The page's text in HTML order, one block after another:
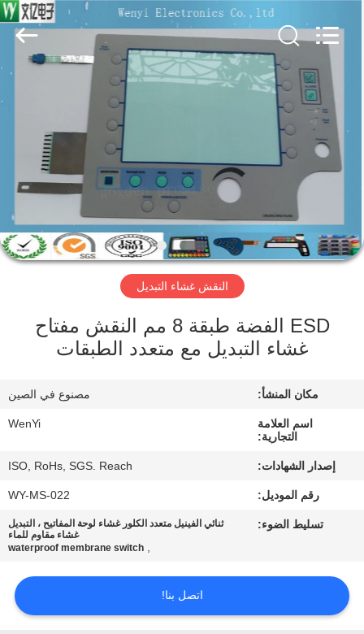
الصفحة
الرئيسية
منتجات
معلومات
عنا
المعمل
مراقبة
الجودة
اقتباس
Technology
Reserved.
النقش غشاء التبديل
ESD الفضة طبقة 8 مم النقش مفتاح
غشاء التبديل مع متعدد الطبقات
مكان المنشأ: مصنوع في الصين
اسم العلامة
التجارية:
WenYi
إصدار الشهادات: ISO, RoHs, SGS. Reach
رقم الموديل: WY-MS-022
تسليط الضوء:
ثنائي الفينيل متعدد الكلور غشاء لوحة المفاتيح ، التبديل
غشاء مقاوم للماء
,
waterproof membrane switch
اتصل بنا!